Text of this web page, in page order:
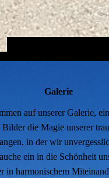
Galerie
auf unserer Galerie,
Bilder die Magie unserer
in der wir
ein in die Schönheit
in harmonischem